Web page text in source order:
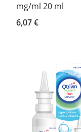
mg/ml 20 ml
6,07 €